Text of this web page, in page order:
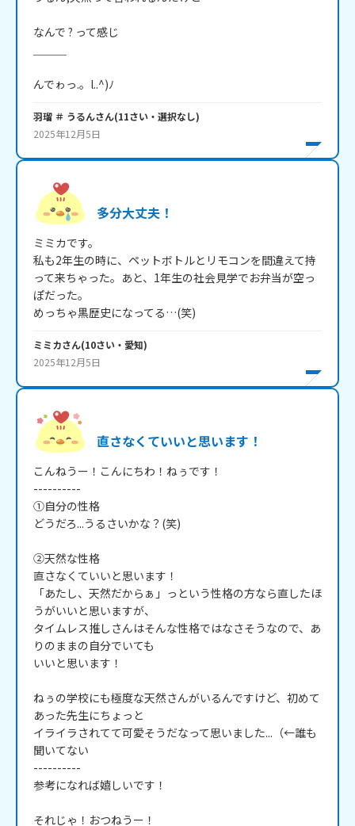
なんで ? って感じ
んでゎっ.。l..^)ﾉ
羽瑠 ＃ うるんさん(11さい・ 選択なし)
2025年12月5日
多分大丈夫！
ミミカです。
私も2年生の時に、ペットボトルとリモコンを間違えて持
って来ちゃった。あと、1年生の社会見学でお弁当が空っ
ぽだった。
めっちゃ黒歴史になってる…(笑)
ミミカさん(10さい・ 愛知)
2025年12月5日
直さなくていいと思います！
こんねうー！こんにちわ！ねぅです！
----------
①自分の性格
どうだろ...うるさいかな？(笑)
②天然な性格
直さなくていいと思います！
「あたし、天然だからぁ」っという性格の方なら直したほ
うがいいと思いますが、
タイムレス推しさんはそんな性格ではなさそうなので、あ
りのままの自分でいても
いいと思います！
ねぅの学校にも極度な天然さんがいるんですけど、初めて
あった先生にちょっと
イライラされてて可愛そうだなって思いました...（←誰も
聞いてない
----------
参考になれば嬉しいです！
それじゃ！おつねうー！